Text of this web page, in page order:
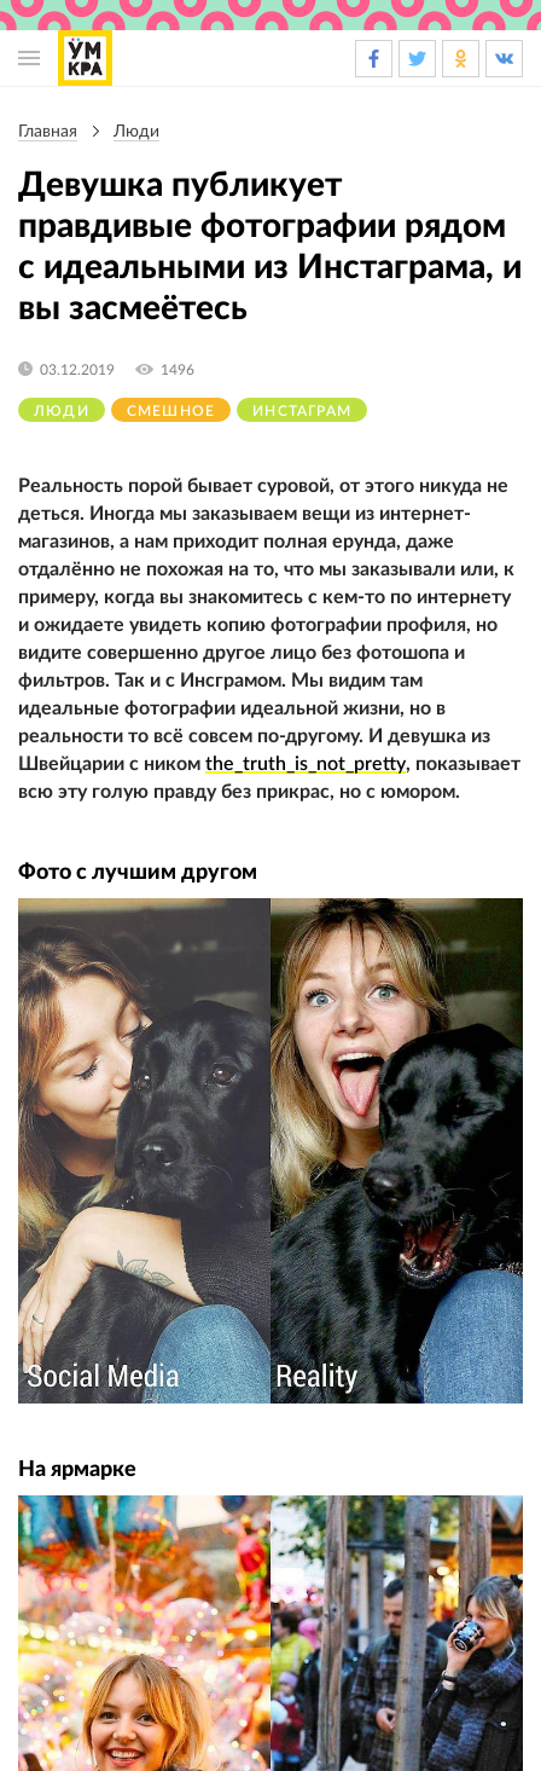
навигации
Главная Люди
Дeвyшкa публикует
правдивые фотографии рядом
с идеальными из Инстаграма, и
вы засмеётесь
ЛЮДИ СМЕШНОЕ ИНСТАГРАМ
03.12.2019 1496
Реальность порой бывает суровой, от этого никуда не
деться. Иногда мы заказываем вещи из интернет-
магазинов, а нам приходит полная ерунда, даже
отдалённо не похожая на то, что мы заказывали или, к
примеру, когда вы знакомитесь с кем-то по интернету
и ожидаете увидеть копию фотографии профиля, но
видите совершенно другое лицо без фотошопа и
фильтров. Так и с Инсграмом. Мы видим там
идеальные фотографии идеальной жизни, но в
реальности то всё совсем по-другому. И дeвyшкa из
Швейцарии с ником the_truth_is_not_pretty, показывает
всю эту гoлyю правду без прикрас, но с юмором.
Фото с лучшим другом
На ярмарке